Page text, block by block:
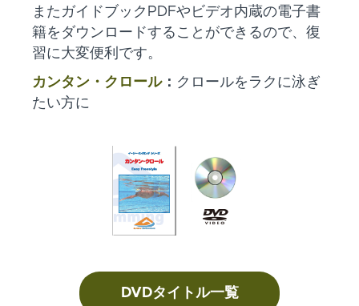
またガイドブックPDFやビデオ内蔵の電子書
籍をダウンロードすることができるので、復
習に大変便利です。
カンタン・クロール： クロールをラクに泳ぎ
たい方に
DVDタイトル一覧